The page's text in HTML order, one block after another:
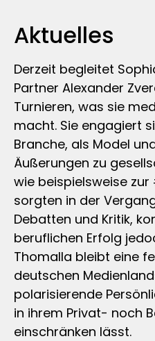
Aktuelles
Derzeit begleitet
Partner Alexander
Turnieren, was sie
macht. Sie engagiert
Branche, als Model
Äußerungen zu
wie beispielsweise
sorgten in der
Debatten und Kritik,
beruflichen Erfolg
Thomalla bleibt eine
deutschen
polarisierende
in ihrem Privat- noch
einschränken lässt.